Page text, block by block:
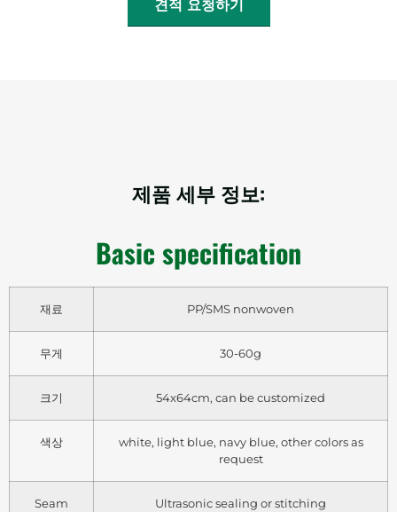
견적 요청하기
제품 세부 정보:
Basic specification
재료 PP/SMS nonwoven
무게 30-60g
크기 54x64cm, can be customized
색상
white, light blue, navy blue, other colors as
request
Seam
Ultrasonic sealing or stitching